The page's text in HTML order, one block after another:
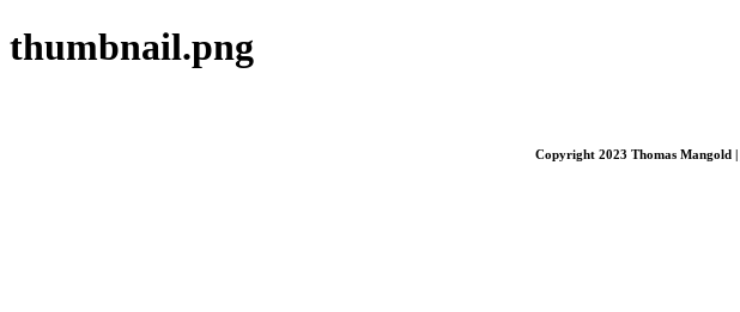
thumbnail.png
Copyright 2023 Thomas Mangold |